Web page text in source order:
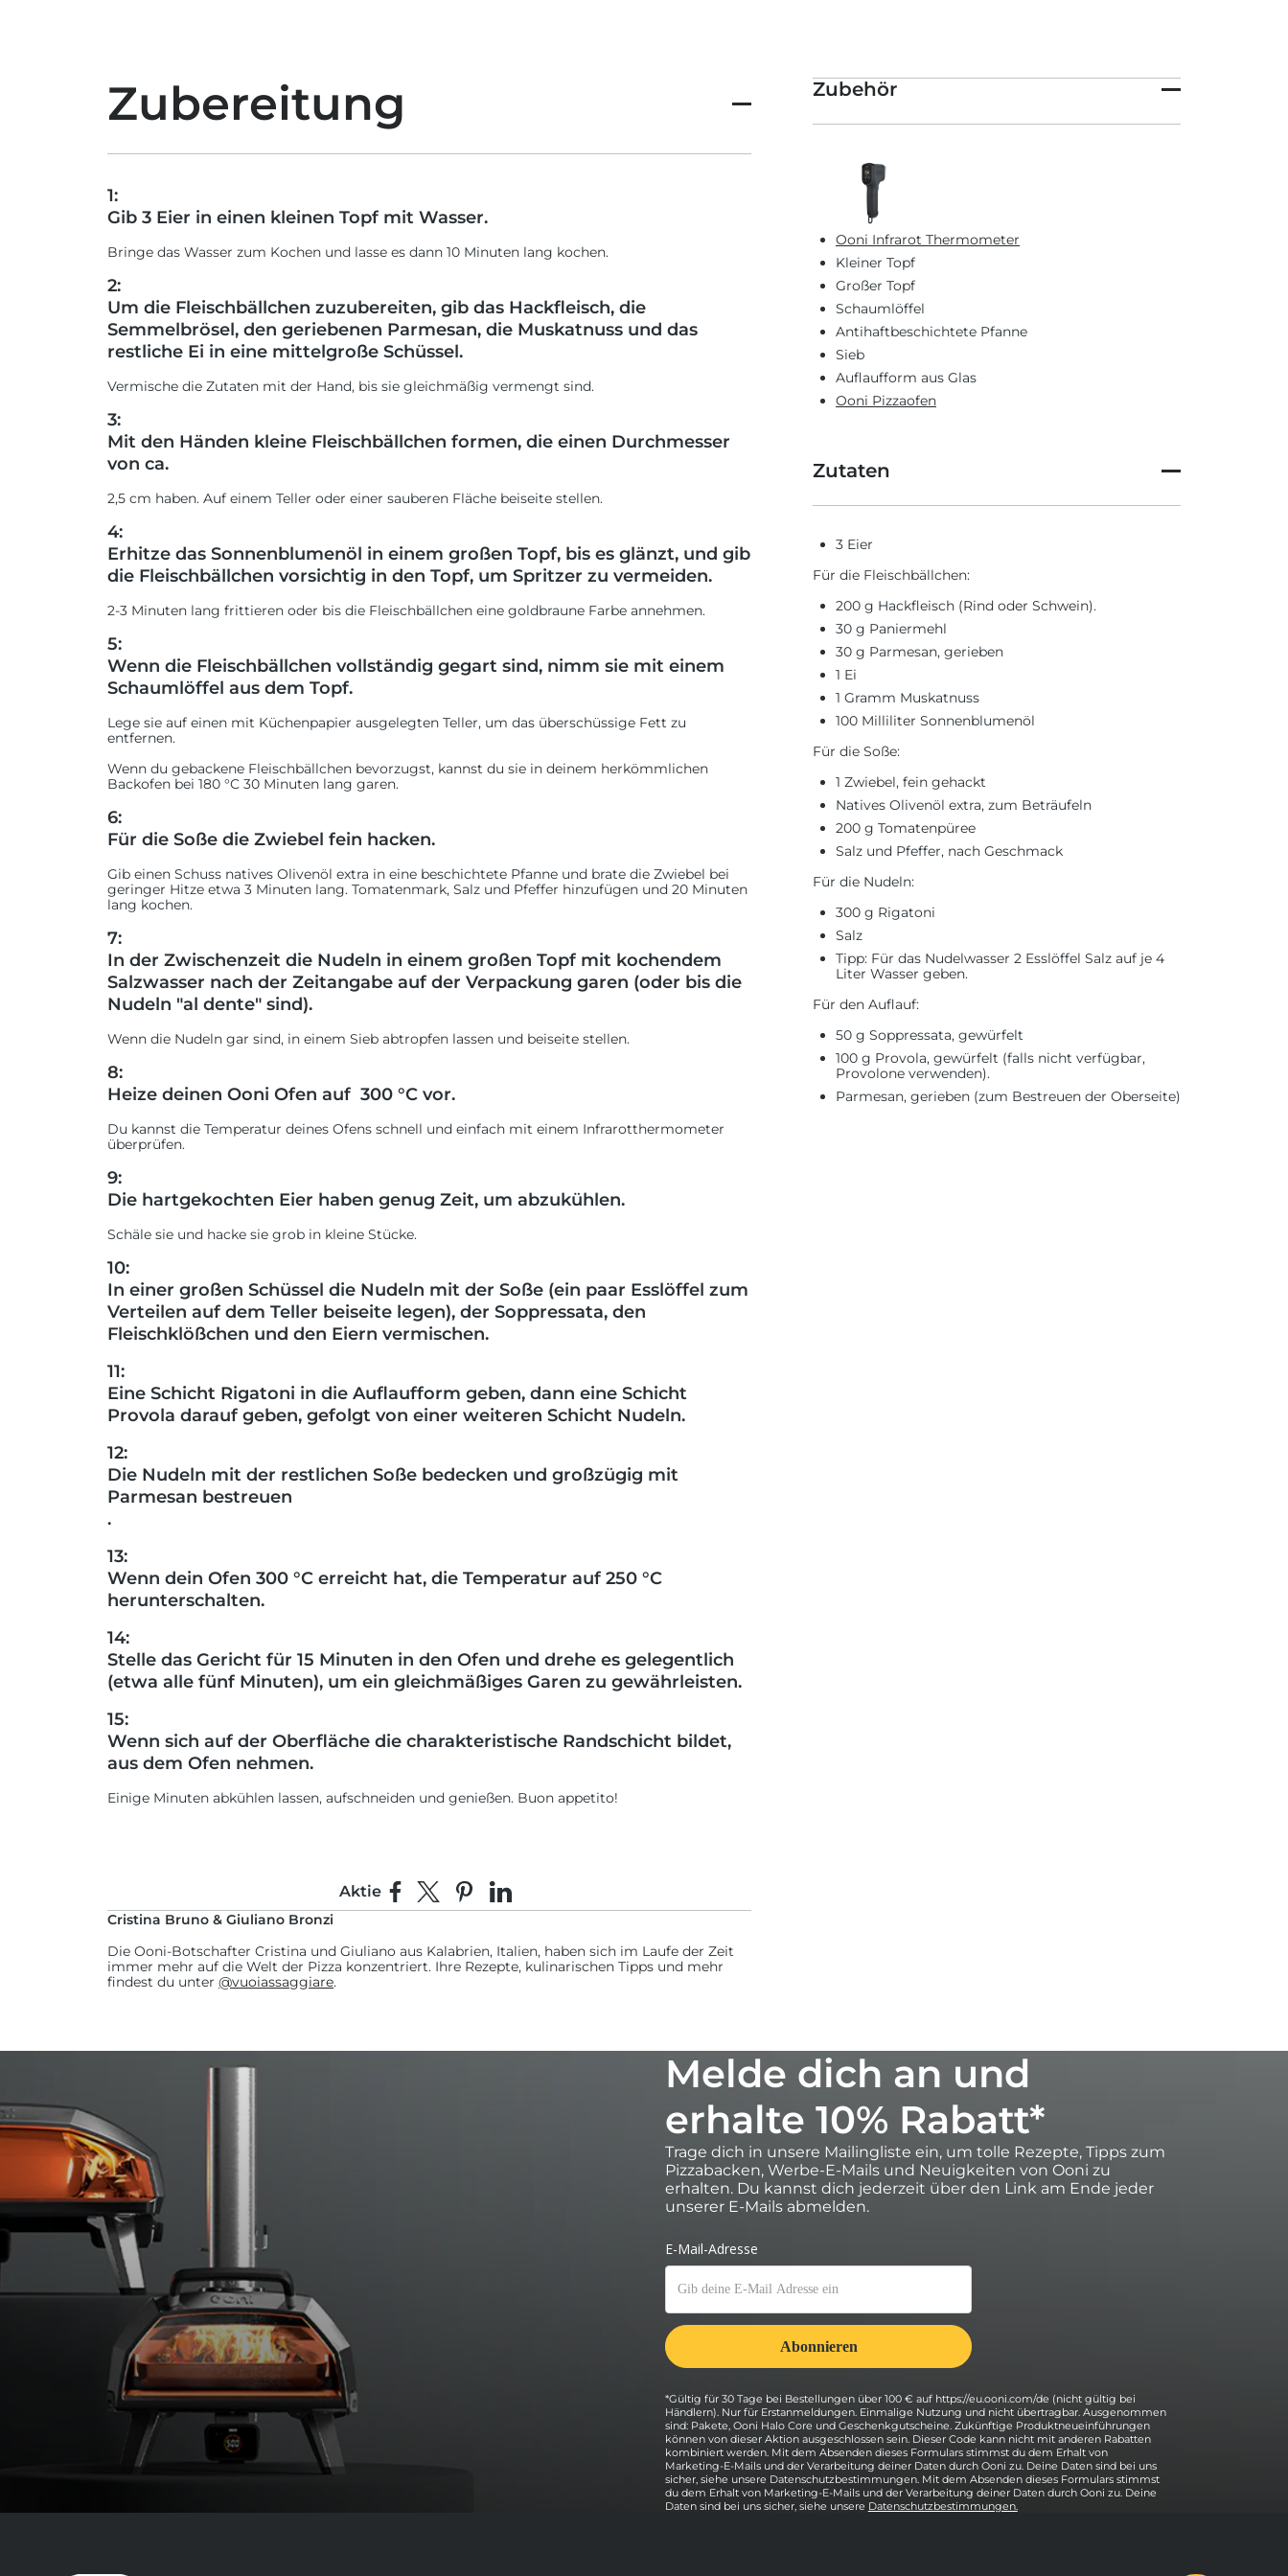
Zubereitung
1:
Gib 3 Eier in einen kleinen Topf mit Wasser.
Bringe das Wasser zum Kochen und lasse es dann 10 Minuten lang kochen.
2:
Um die Fleischbällchen zuzubereiten, gib das Hackfleisch, die
Semmelbrösel, den geriebenen Parmesan, die Muskatnuss und das
restliche Ei in eine mittelgroße Schüssel.
Vermische die Zutaten mit der Hand, bis sie gleichmäßig vermengt sind.
3:
Mit den Händen kleine Fleischbällchen formen, die einen Durchmesser
von ca.
2,5 cm haben. Auf einem Teller oder einer sauberen Fläche beiseite stellen.
4:
Erhitze das Sonnenblumenöl in einem großen Topf, bis es glänzt, und gib
die Fleischbällchen vorsichtig in den Topf, um Spritzer zu vermeiden.
2-3 Minuten lang frittieren oder bis die Fleischbällchen eine goldbraune Farbe annehmen.
5:
Wenn die Fleischbällchen vollständig gegart sind, nimm sie mit einem
Schaumlöffel aus dem Topf.
Lege sie auf einen mit Küchenpapier ausgelegten Teller, um das überschüssige Fett zu
entfernen.
Wenn du gebackene Fleischbällchen bevorzugst, kannst du sie in deinem herkömmlichen
Backofen bei 180 °C 30 Minuten lang garen.
6:
Für die Soße die Zwiebel fein hacken.
Gib einen Schuss natives Olivenöl extra in eine beschichtete Pfanne und brate die Zwiebel bei
geringer Hitze etwa 3 Minuten lang. Tomatenmark, Salz und Pfeffer hinzufügen und 20 Minuten
lang kochen.
7:
In der Zwischenzeit die Nudeln in einem großen Topf mit kochendem
Salzwasser nach der Zeitangabe auf der Verpackung garen (oder bis die
Nudeln "al dente" sind).
Wenn die Nudeln gar sind, in einem Sieb abtropfen lassen und beiseite stellen.
8:
Heize deinen Ooni Ofen auf 300 °C vor.
Du kannst die Temperatur deines Ofens schnell und einfach mit einem Infrarotthermometer
überprüfen.
9:
Die hartgekochten Eier haben genug Zeit, um abzukühlen.
Schäle sie und hacke sie grob in kleine Stücke.
10:
In einer großen Schüssel die Nudeln mit der Soße (ein paar Esslöffel zum
Verteilen auf dem Teller beiseite legen), der Soppressata, den
Fleischklößchen und den Eiern vermischen.
11:
Eine Schicht Rigatoni in die Auflaufform geben, dann eine Schicht
Provola darauf geben, gefolgt von einer weiteren Schicht Nudeln.
12:
Die Nudeln mit der restlichen Soße bedecken und großzügig mit
Parmesan bestreuen
.
13:
Wenn dein Ofen 300 °C erreicht hat, die Temperatur auf 250 °C
herunterschalten.
14:
Stelle das Gericht für 15 Minuten in den Ofen und drehe es gelegentlich
(etwa alle fünf Minuten), um ein gleichmäßiges Garen zu gewährleisten.
15:
Wenn sich auf der Oberfläche die charakteristische Randschicht bildet,
aus dem Ofen nehmen.
Einige Minuten abkühlen lassen, aufschneiden und genießen. Buon appetito!
Aktie Auf Facebook teilen
Teilen auf X
Auf Pinterest pinnen
Auf LinkedIn teilen
Cristina Bruno & Giuliano Bronzi
Die Ooni-Botschafter Cristina und Giuliano aus Kalabrien, Italien, haben sich im Laufe der Zeit
immer mehr auf die Welt der Pizza konzentriert. Ihre Rezepte, kulinarischen Tipps und mehr
findest du unter @vuoiassaggiare.
Zubehör
Ooni Infrarot Thermometer
Kleiner Topf
Großer Topf
Schaumlöffel
Antihaftbeschichtete Pfanne
Sieb
Auflaufform aus Glas
Ooni Pizzaofen
Zutaten
3 Eier
Für die Fleischbällchen:
200 g Hackfleisch (Rind oder Schwein).
30 g Paniermehl
30 g Parmesan, gerieben
1 Ei
1 Gramm Muskatnuss
100 Milliliter Sonnenblumenöl
Für die Soße:
1 Zwiebel, fein gehackt
Natives Olivenöl extra, zum Beträufeln
200 g Tomatenpüree
Salz und Pfeffer, nach Geschmack
Für die Nudeln:
300 g Rigatoni
Salz
Tipp: Für das Nudelwasser 2 Esslöffel Salz auf je 4
Liter Wasser geben.
Für den Auflauf:
50 g Soppressata, gewürfelt
100 g Provola, gewürfelt (falls nicht verfügbar,
Provolone verwenden).
Parmesan, gerieben (zum Bestreuen der Oberseite)
Melde dich an und
erhalte 10% Rabatt*
Trage dich in unsere Mailingliste ein, um tolle Rezepte, Tipps zum
Pizzabacken, Werbe-E-Mails und Neuigkeiten von Ooni zu
erhalten. Du kannst dich jederzeit über den Link am Ende jeder
unserer E-Mails abmelden.
*Gültig für 30 Tage bei Bestellungen über 100 € auf https://eu.ooni.com/de (nicht gültig bei
Händlern). Nur für Erstanmeldungen. Einmalige Nutzung und nicht übertragbar. Ausgenommen
sind: Pakete, Ooni Halo Core und Geschenkgutscheine. Zukünftige Produktneueinführungen
können von dieser Aktion ausgeschlossen sein. Dieser Code kann nicht mit anderen Rabatten
kombiniert werden. Mit dem Absenden dieses Formulars stimmst du dem Erhalt von
Marketing-E-Mails und der Verarbeitung deiner Daten durch Ooni zu. Deine Daten sind bei uns
sicher, siehe unsere Datenschutzbestimmungen. Mit dem Absenden dieses Formulars stimmst
du dem Erhalt von Marketing-E-Mails und der Verarbeitung deiner Daten durch Ooni zu. Deine
Daten sind bei uns sicher, siehe unsere Datenschutzbestimmungen.